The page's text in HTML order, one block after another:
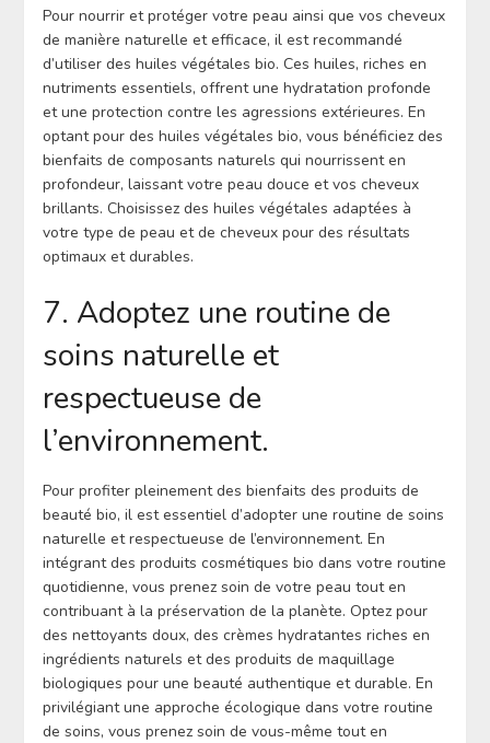
Pour nourrir et protéger votre peau ainsi que vos cheveux
de manière naturelle et efficace, il est recommandé
d’utiliser des huiles végétales bio. Ces huiles, riches en
nutriments essentiels, offrent une hydratation profonde
et une protection contre les agressions extérieures. En
optant pour des huiles végétales bio, vous bénéficiez des
bienfaits de composants naturels qui nourrissent en
profondeur, laissant votre peau douce et vos cheveux
brillants. Choisissez des huiles végétales adaptées à
votre type de peau et de cheveux pour des résultats
optimaux et durables.
7. Adoptez une routine de
soins naturelle et
respectueuse de
l’environnement.
Pour profiter pleinement des bienfaits des produits de
beauté bio, il est essentiel d’adopter une routine de soins
naturelle et respectueuse de l’environnement. En
intégrant des produits cosmétiques bio dans votre routine
quotidienne, vous prenez soin de votre peau tout en
contribuant à la préservation de la planète. Optez pour
des nettoyants doux, des crèmes hydratantes riches en
ingrédients naturels et des produits de maquillage
biologiques pour une beauté authentique et durable. En
privilégiant une approche écologique dans votre routine
de soins, vous prenez soin de vous-même tout en